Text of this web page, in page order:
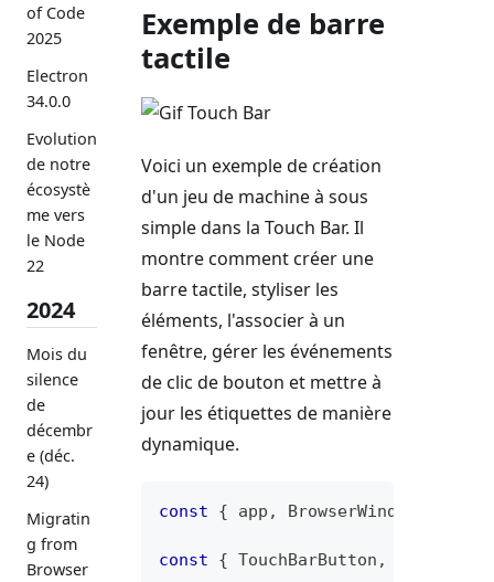
of Code
2025
Electron
34.0.0
Evolution
de notre
écosystè
me vers
le Node
22
2024
Mois du
silence
de
décembr
e (déc.
24)
Migratin
g from
Browser
Exemple de barre
tactile
Voici un exemple de création
d'un jeu de machine à sous
simple dans la Touch Bar. Il
montre comment créer une
barre tactile, styliser les
éléments, l'associer à un
fenêtre, gérer les événements
de clic de bouton et mettre à
jour les étiquettes de manière
dynamique.
const { app , BrowserWindow
const { TouchBarButton ,